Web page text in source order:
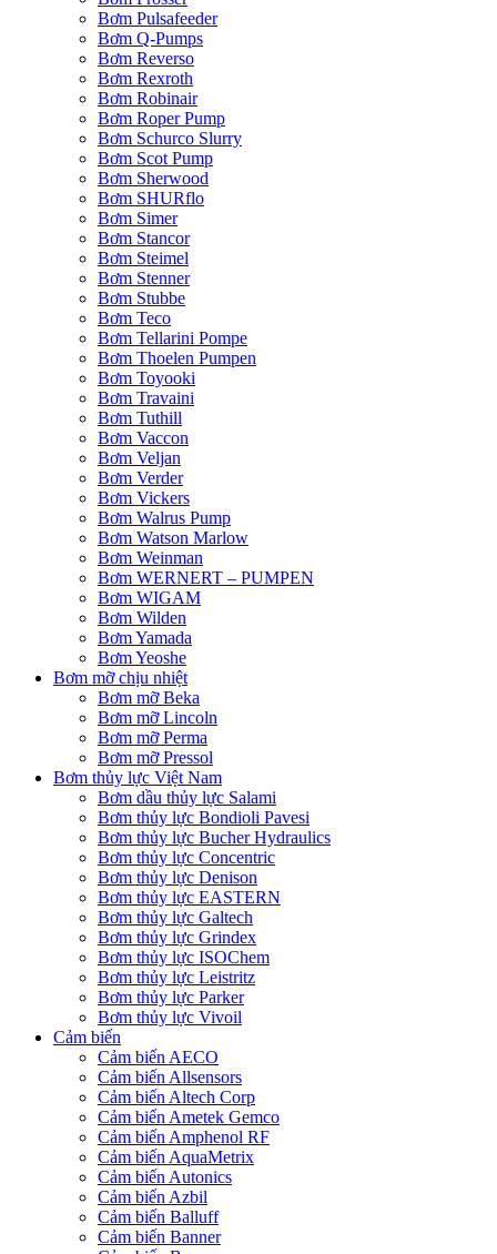
Bơm Pulsafeeder
Bơm Q-Pumps
Bơm Reverso
Bơm Rexroth
Bơm Robinair
Bơm Roper Pump
Bơm Schurco Slurry
Bơm Scot Pump
Bơm Sherwood
Bơm SHURflo
Bơm Simer
Bơm Stancor
Bơm Steimel
Bơm Stenner
Bơm Stubbe
Bơm Teco
Bơm Tellarini Pompe
Bơm Thoelen Pumpen
Bơm Toyooki
Bơm Travaini
Bơm Tuthill
Bơm Vaccon
Bơm Veljan
Bơm Verder
Bơm Vickers
Bơm Walrus Pump
Bơm Watson Marlow
Bơm Weinman
Bơm WERNERT – PUMPEN
Bơm WIGAM
Bơm Wilden
Bơm Yamada
Bơm Yeoshe
Bơm mỡ chịu nhiệt
Bơm mỡ Beka
Bơm mỡ Lincoln
Bơm mỡ Perma
Bơm mỡ Pressol
Bơm thủy lực Việt Nam
Bơm dầu thủy lực Salami
Bơm thủy lực Bondioli Pavesi
Bơm thủy lực Bucher Hydraulics
Bơm thủy lực Concentric
Bơm thủy lực Denison
Bơm thủy lực EASTERN
Bơm thủy lực Galtech
Bơm thủy lực Grindex
Bơm thủy lực ISOChem
Bơm thủy lực Leistritz
Bơm thủy lực Parker
Bơm thủy lực Vivoil
Cảm biến
Cảm biến AECO
Cảm biến Allsensors
Cảm biến Altech Corp
Cảm biến Ametek Gemco
Cảm biến Amphenol RF
Cảm biến AquaMetrix
Cảm biến Autonics
Cảm biến Azbil
Cảm biến Balluff
Cảm biến Banner